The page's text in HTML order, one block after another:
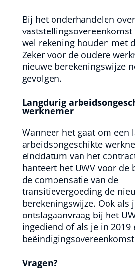
Bij het onderhandelen
vaststellingsovereenkomst
wel rekening houden met
Zeker voor de oudere
nieuwe berekeningswijze
gevolgen.
Langdurig
werknemer
Wanneer het gaat om een
arbeidsongeschikte
einddatum van het
hanteert het UWV voor de
de compensatie van de
transitievergoeding de
berekeningswijze. Oók als
ontslagaanvraag bij het
ingediend of als je in 2019
Vragen?